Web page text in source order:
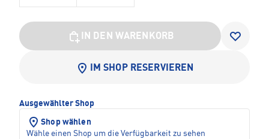
IN DEN WARENKORB
IM SHOP RESERVIEREN
Ausgewählter Shop
Shop wählen
Wähle einen Shop um die Verfügbarkeit zu sehen